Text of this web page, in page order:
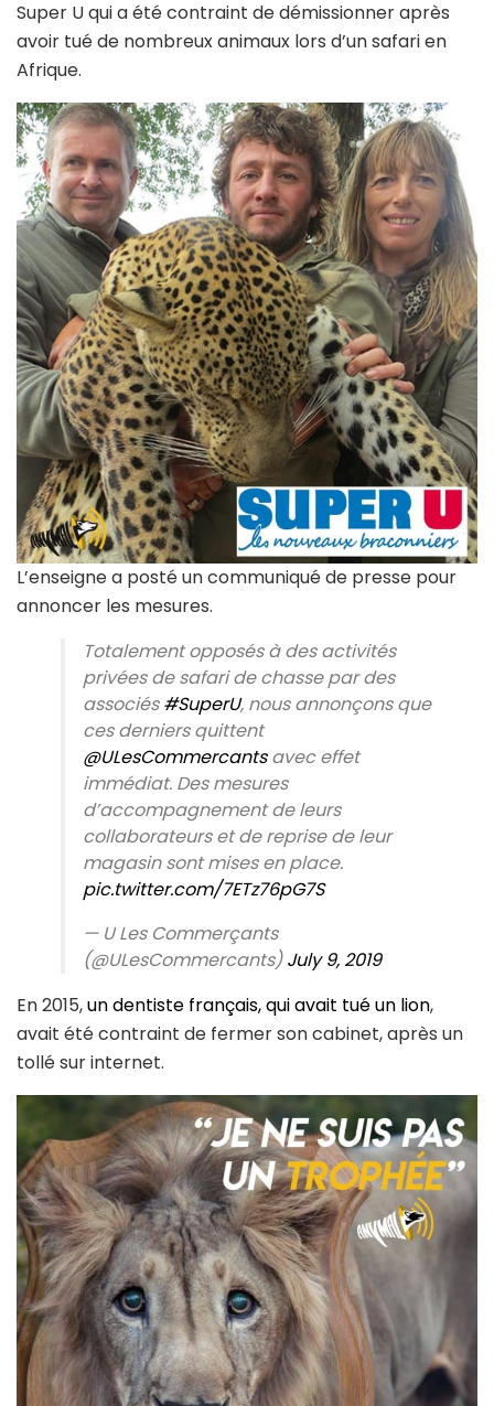
Super U qui a été contraint de démissionner après
avoir tué de nombreux animaux lors d’un safari en
Afrique.
L’enseigne a posté un communiqué de presse pour
annoncer les mesures.
Totalement opposés à des activités
privées de safari de chasse par des
associés#SuperU, nous annonçons que
ces derniers quittent
@ULesCommercantsavec effet
immédiat. Des mesures
d’accompagnement de leurs
collaborateurs et de reprise de leur
magasin sont mises en place.
pic.twitter.com/7ETz76pG7S
— U Les Commerçants
(@ULesCommercants)July 9, 2019
En 2015,un dentiste français, qui avait tué un lion,
avait été contraint de fermer son cabinet, après un
tollé sur internet.